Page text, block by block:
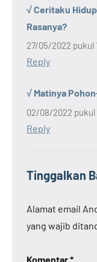
√ Ceritaku
Rasanya?
27/05/2022 pukul
Reply
√ Matinya
02/08/2022 pukul
Reply
Tinggalkan
Alamat email
yang wajib
Komentar*